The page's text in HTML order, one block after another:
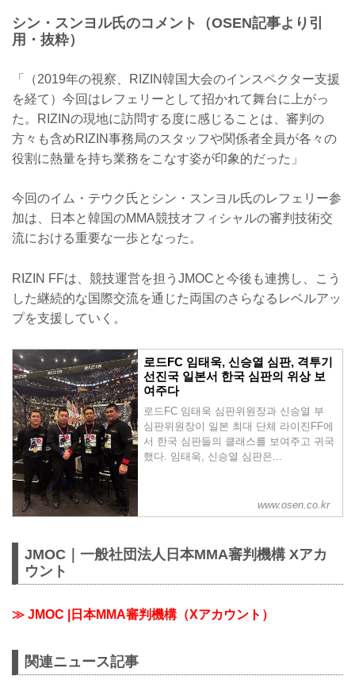
シン・スンヨル氏のコメント（OSEN記事より引
用・抜粋）
「（2019年の視察、RIZIN韓国大会のインスペクター支援
を経て）今回はレフェリーとして招かれて舞台に上がっ
た。RIZINの現地に訪問する度に感じることは、審判の
方々も含めRIZIN事務局のスタッフや関係者全員が各々の
役割に熱量を持ち業務をこなす姿が印象的だった」
今回のイム・テウク氏とシン・スンヨル氏のレフェリー参
加は、日本と韓国のMMA競技オフィシャルの審判技術交
流における重要な一歩となった。
RIZIN FFは、競技運営を担うJMOCと今後も連携し、こう
した継続的な国際交流を通じた両国のさらなるレベルアッ
プを支援していく。
로드FC 임태욱, 신승열 심판, 격투기
선진국 일본서 한국 심판의 위상 보
여주다
로드FC 임태욱 심판위원장과 신승열 부
심판위원장이 일본 최대 단체 라이진FF에
서 한국 심판들의 클래스를 보여주고 귀국
했다. 임태욱, 신승열 심판은...
www.osen.co.kr
JMOC｜一般社団法人日本MMA審判機構 Xアカ
ウント
≫ JMOC |日本MMA審判機構（Xアカウント）
関連ニュース記事